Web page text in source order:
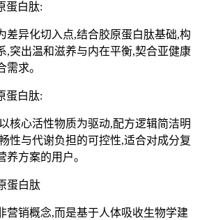
蛋白肽:
差异化切入点,结合胶原蛋白肽基础,构
,突出温和滋养与内在平衡,契合亚健康
求。
蛋白肽:
核心活性物质为驱动,配方逻辑简洁明
性与代谢负担的可控性,适合对成分复
养方案的用户。
蛋白肽
营销概念,而是基于人体吸收生物学建